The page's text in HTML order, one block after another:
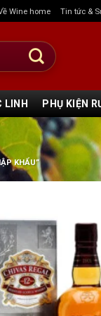
Wine home Tin tức &
LINH PHỤ KIỆN
KHẨU”